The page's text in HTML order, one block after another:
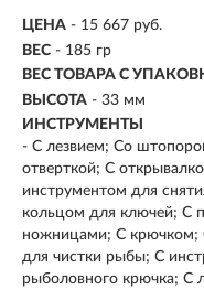
ЦЕНА - 15 667 руб.
ВЕС - 185 гр
ВЕС ТОВАРА С
ВЫСОТА - 33 мм
ИНСТРУМЕНТЫ
- С лезвием; Со
отверткой; С
инструментом для
кольцом для ключей; С
ножницами; С крючком;
для чистки рыбы; С
рыболовного крючка; С